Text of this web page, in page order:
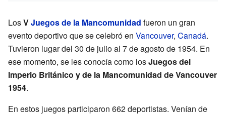
LosVJuegos de la Mancomunidad fueron un gran
evento deportivo que se celebró en Vancouver, Canadá.
Tuvieron lugar del 30 de julio al 7 de agosto de 1954. En
ese momento, se les conocía como losJuegos del
Imperio Británico y de la Mancomunidad de Vancouver
1954.
En estos juegos participaron 662 deportistas. Venían de